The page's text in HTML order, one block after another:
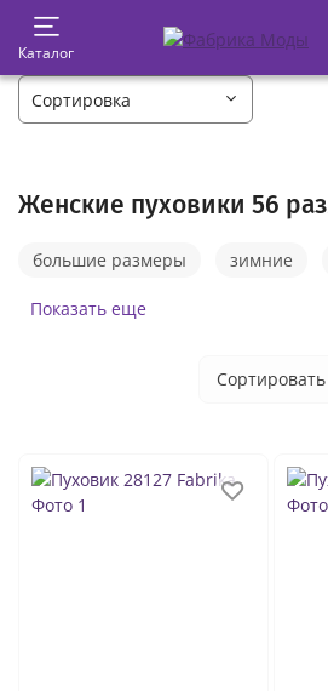
Каталог
Женские пуховики 56
большие размеры зимние
с мехом
длинные
Показать еще